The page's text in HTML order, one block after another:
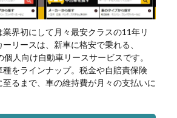
界初にして月々最安クラスの11年リ
リースは、新車に格安で乗れる、
人向け自動車リースサービスです。
をラインナップ。税金や自賠責保険
るまで、車の維持費が月々の支払いに